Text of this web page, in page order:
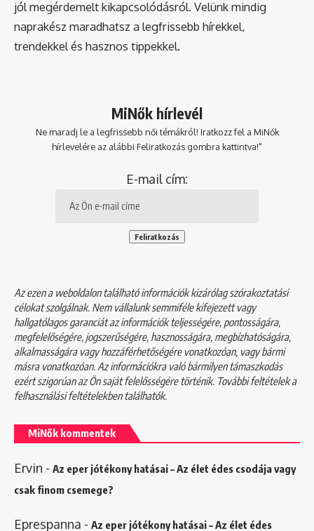
jól megérdemelt kikapcsolódásról. Velünk mindig
naprakész maradhatsz a legfrissebb hírekkel,
trendekkel és hasznos tippekkel.
MiNők hírlevél
Ne maradj le a legfrissebb női témákról! Iratkozz fel a MiNők
hírlevelére az alábbi Feliratkozás gombra kattintva!"
E-mail cím:
Az ezen a weboldalon található információk kizárólag szórakoztatási
célokat szolgálnak. Nem vállalunk semmiféle kifejezett vagy
hallgatólagos garanciát az információk teljességére, pontosságára,
megfelelőségére, jogszerűségére, hasznosságára, megbízhatóságára,
alkalmasságára vagy hozzáférhetőségére vonatkozóan, vagy bármi
másra vonatkozóan. Az információkra való bármilyen támaszkodás
ezért szigorúan az Ön saját felelősségére történik. További feltételek a
felhasználási feltételekbentalálhatók.
MiNők kommentek
Ervin - Az eper jótékony hatásai – Az élet édes csodája vagy
csak finom csemege?
Eprespanna - Az eper jótékony hatásai – Az élet édes